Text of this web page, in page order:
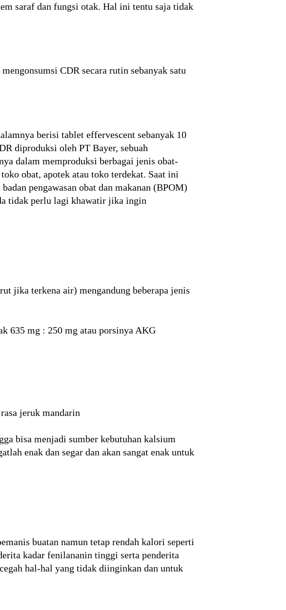
saraf dan fungsi otak. Hal ini tentu saja tidak
CDR secara rutin sebanyak satu
berisi tablet effervescent sebanyak 10
diproduksi oleh PT Bayer, sebuah
dalam memproduksi berbagai jenis obat-
obat, apotek atau toko terdekat. Saat ini
pengawasan obat dan makanan (BPOM)
tidak perlu lagi khawatir jika ingin
jika terkena air) mengandung beberapa jenis
635 mg : 250 mg atau porsinya AKG
jeruk mandarin
bisa menjadi sumber kebutuhan kalsium
enak dan segar dan akan sangat enak untuk
buatan namun tetap rendah kalori seperti
kadar fenilananin tinggi serta penderita
hal-hal yang tidak diinginkan dan untuk